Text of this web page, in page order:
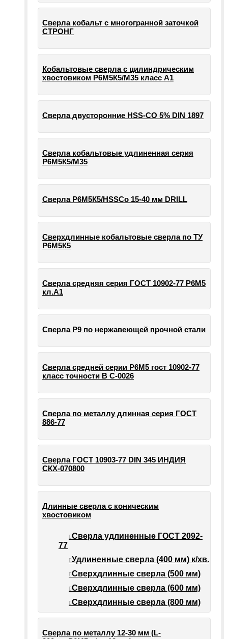
Сверла кобальт с многогранной заточкой
СТРОНГ
Кобальтовые сверла с цилиндрическим
хвостовиком Р6М5К5/М35 класс А1
Сверла двусторонние HSS-CO 5% DIN 1897
Сверла кобальтовые удлиненная серия
Р6М5К5/М35
Сверла Р6М5К5/HSSCo 15-40 мм DRILL
Сверхдлинные кобальтовые сверла по ТУ
Р6М5К5
Сверла средняя серия ГОСТ 10902-77 Р6М5
кл.А1
Сверла Р9 по нержавеющей прочной стали
Сверла средней серии Р6М5 гост 10902-77
класс точности В С-0026
Сверла по металлу длинная серия ГОСТ
886-77
Сверла ГОСТ 10903-77 DIN 345 ИНДИЯ
СКХ-070800
Длинные сверла с коническим
хвостовиком
Сверла удлиненные ГОСТ 2092-
77
Удлиненные сверла (400 мм) к/хв.
Сверхдлинные сверла (500 мм)
Сверхдлинные сверла (600 мм)
Сверхдлинные сверла (800 мм)
Сверла по металлу 12-30 мм (L-